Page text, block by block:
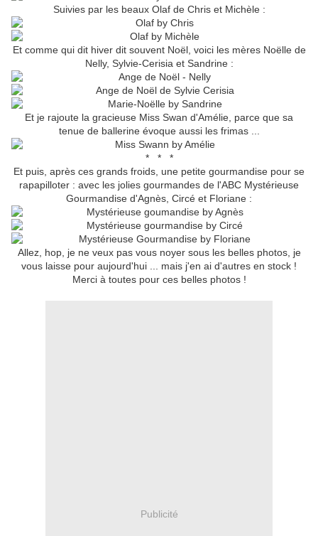
Suivies par les beaux Olaf de Chris et Michèle :
Et comme qui dit hiver dit souvent Noël, voici les mères Noëlle de
Nelly, Sylvie-Cerisia et Sandrine :
Et je rajoute la gracieuse Miss Swan d'Amélie, parce que sa
tenue de ballerine évoque aussi les frimas ...
* * *
Et puis, après ces grands froids, une petite gourmandise pour se
rapapilloter : avec les jolies gourmandes de l'ABC Mystérieuse
Gourmandise d'Agnès, Circé et Floriane :
Allez, hop, je ne veux pas vous noyer sous les belles photos, je
vous laisse pour aujourd'hui ... mais j'en ai d'autres en stock !
Merci à toutes pour ces belles photos !
Publicité